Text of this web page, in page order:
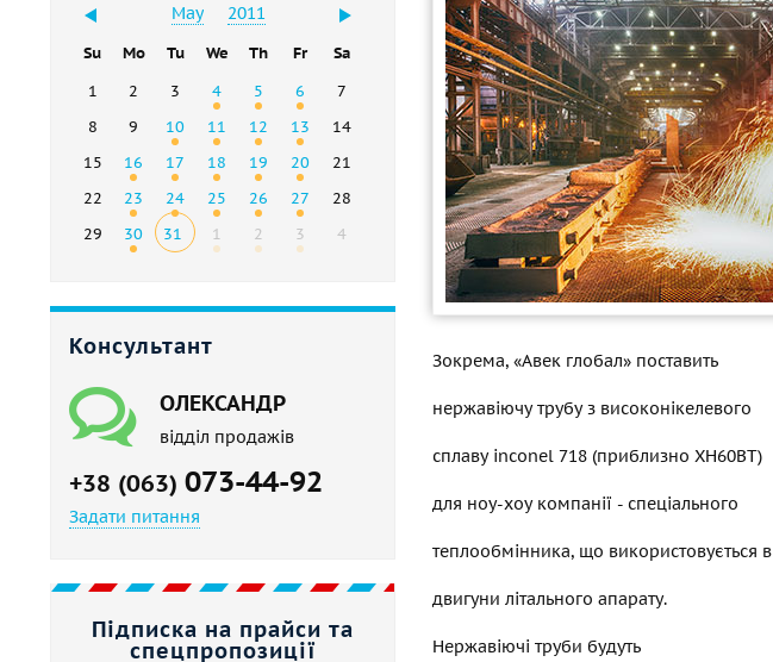
May 2011
Su Mo Tu We Th Fr
Sa
1
2 3 4 5 6
7
8
9 10 11 12 13
14
15
16 17 18 19 20
21
22
23 24 25 26 27
28
29
30 31 1 2 3 4
Консультант
ОЛЕКСАНДР
відділ продажів
+38 (063) 073-44-92
Задати питання
Підписка на прайси та
спецпропозиції
Зокрема, «Авек глобал» поставить
нержавіючу трубу з високонікелевого
сплаву inconel 718 (приблизно ХН60ВТ)
для ноу-хоу компанії - спеціального
теплообмінника, що використовується в
двигуни літального апарату.
Нержавіючі труби будуть